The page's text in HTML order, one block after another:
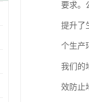
要求。
提升了
个生产
我们的
效防止